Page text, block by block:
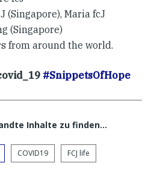
(Singapore), Maria fcJ
(Singapore)
from around the world.
#SnippetsOfHope
Inhalte zu finden…
COVID19 FCJ life